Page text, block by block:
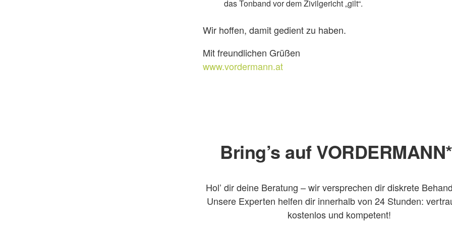
das Tonband vor dem Zivilgericht „gilt“.
Wir hoffen, damit gedient zu haben.
Mit freundlichen Grüßen
www.vordermann.at
Bring’s auf
Hol’ dir deine Beratung – wir versprechen dir diskrete
Unsere Experten helfen dir innerhalb von 24 Stunden:
kostenlos und kompetent!